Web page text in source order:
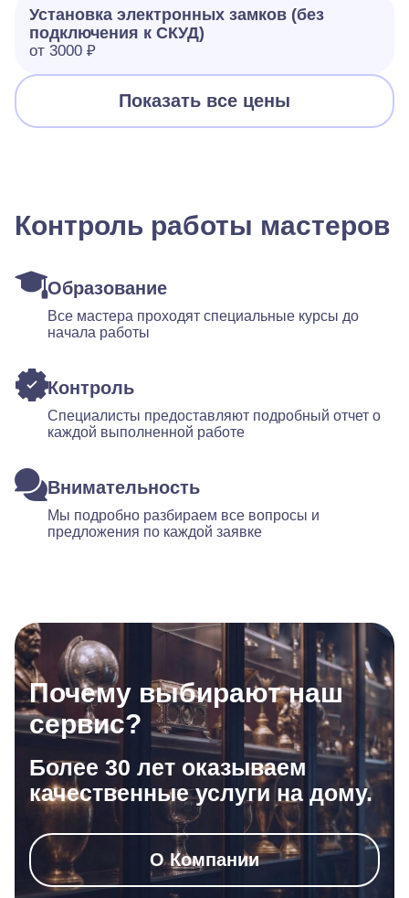
Установка электронных замков (без
подключения к СКУД)
от 3000 ₽
Показать все цены
Контроль работы мастеров
Образование
Все мастера проходят специальные курсы до
начала работы
Контроль
Специалисты предоставляют подробный отчет о
каждой выполненной работе
Внимательность
Мы подробно разбираем все вопросы и
предложения по каждой заявке
Почему выбирают наш
сервис?
Более 30 лет оказываем
качественные услуги на дому.
О Компании